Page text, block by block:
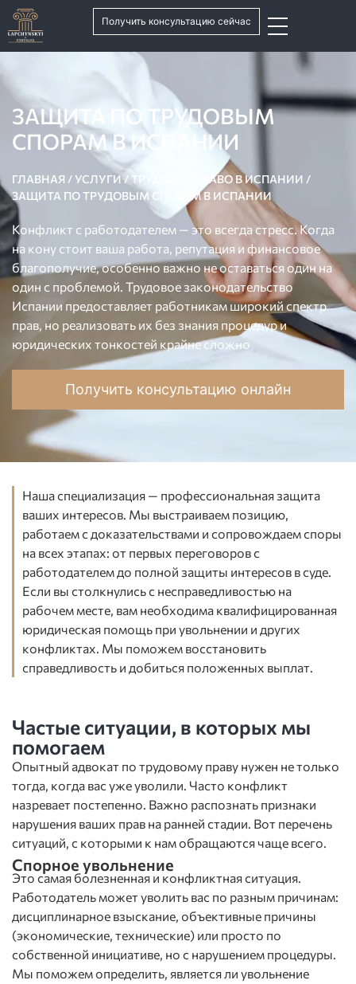
Получить консультацию сейчас
ЗАЩИТА ПО ТРУДОВЫМ
СПОРАМ В ИСПАНИИ
ГЛАВНАЯ /УСЛУГИ/ТРУДОВОЕ ПРАВО В ИСПАНИИ /
ЗАЩИТА ПО ТРУДОВЫМ СПОРАМ В ИСПАНИИ
Конфликт с работодателем — это всегда стресс. Когда
на кону стоит ваша работа, репутация и финансовое
благополучие, особенно важно не оставаться один на
один с проблемой. Трудовое законодательство
Испании предоставляет работникам широкий спектр
прав, но реализовать их без знания процедур и
юридических тонкостей крайне сложно
Получить консультацию онлайн
Наша специализация — профессиональная защита
ваших интересов. Мы выстраиваем позицию,
работаем с доказательствами и сопровождаем споры
на всех этапах: от первых переговоров с
работодателем до полной защиты интересов в суде.
Если вы столкнулись с несправедливостью на
рабочем месте, вам необходима квалифицированная
юридическая помощь при увольнении и других
конфликтах. Мы поможем восстановить
справедливость и добиться положенных выплат.
Частые ситуации, в которых мы
помогаем
Опытный адвокат по трудовому праву нужен не только
тогда, когда вас уже уволили. Часто конфликт
назревает постепенно. Важно распознать признаки
нарушения ваших прав на ранней стадии. Вот перечень
ситуаций, с которыми к нам обращаются чаще всего.
Спорное увольнение
Это самая болезненная и конфликтная ситуация.
Работодатель может уволить вас по разным причинам:
дисциплинарное взыскание, объективные причины
(экономические, технические) или просто по
собственной инициативе, но с нарушением процедуры.
Мы поможем определить, является ли увольнение